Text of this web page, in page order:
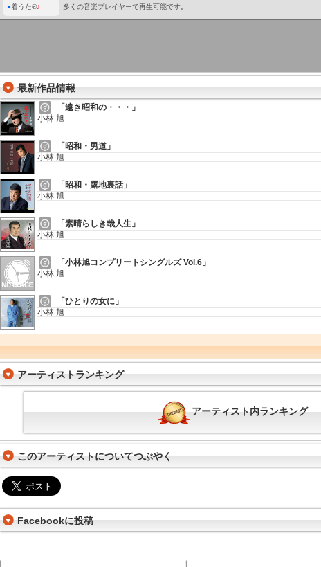
●着うた®♪
多くの音楽プレイヤーで再生可能です。
最新作品情報
「遠き昭和の・・・」
小林 旭
「昭和・男道」
小林 旭
「昭和・露地裏話」
小林 旭
「素晴らしき哉人生」
小林 旭
「小林旭コンプリートシングルズ Vol.6」
小林 旭
「ひとりの女に」
小林 旭
アーティストランキング
アーティスト内ランキング
このアーティストについてつぶやく
Facebookに投稿